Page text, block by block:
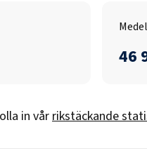
46
in vårrikstäckande